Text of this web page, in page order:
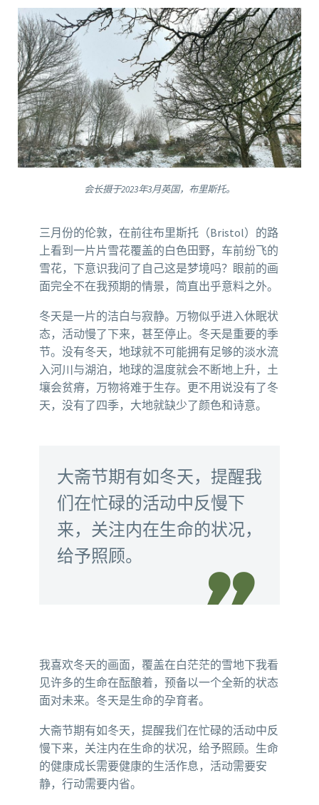
会长摄于2023年3月英国，布里斯托。
三月份的伦敦，在前往布里斯托（Bristol）的路
上看到一片片雪花覆盖的白色田野，车前纷飞的
雪花，下意识我问了自己这是梦境吗？眼前的画
面完全不在我预期的情景，简直出乎意料之外。
冬天是一片的洁白与寂静。万物似乎进入休眠状
态，活动慢了下来，甚至停止。冬天是重要的季
节。没有冬天，地球就不可能拥有足够的淡水流
入河川与湖泊，地球的温度就会不断地上升，土
壤会贫瘠，万物将难于生存。更不用说没有了冬
天，没有了四季，大地就缺少了颜色和诗意。
大斋节期有如冬天，提醒我
们在忙碌的活动中反慢下
来，关注内在生命的状况，
给予照顾。

我喜欢冬天的画面，覆盖在白茫茫的雪地下我看
见许多的生命在酝酿着，预备以一个全新的状态
面对未来。冬天是生命的孕育者。
大斋节期有如冬天，提醒我们在忙碌的活动中反
慢下来，关注内在生命的状况，给予照顾。生命
的健康成长需要健康的生活作息，活动需要安
静，行动需要内省。